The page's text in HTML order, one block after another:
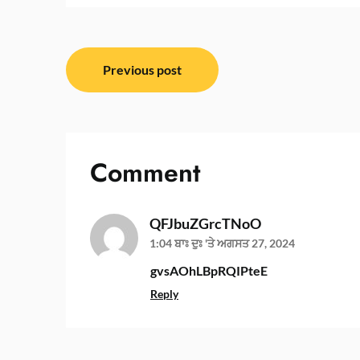
ਸੰਪਾਦਨਾ
ਨੈਵੀਗੇਸ਼ਨ
Previous post
Comment
QFJbuZGrcTNoO
1:04 ਬਾਃ ਦੁਃ 'ਤੇ ਅਗਸਤ 27, 2024
gvsAOhLBpRQIPteE
Reply